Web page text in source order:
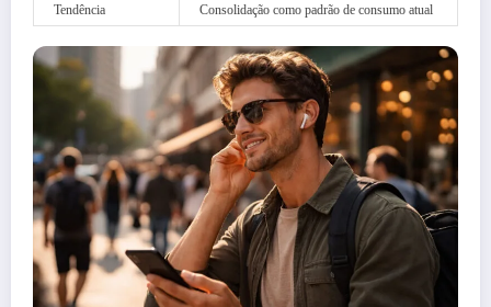
Tendência
Consolidação como padrão de consumo atual